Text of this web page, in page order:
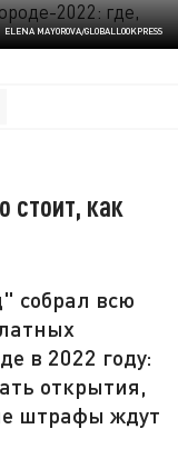
ELENA MAYOROVA/GLOBALLOOKPRESS
стоит, как
собрал всю
в 2022 году:
открытия,
штрафы ждут